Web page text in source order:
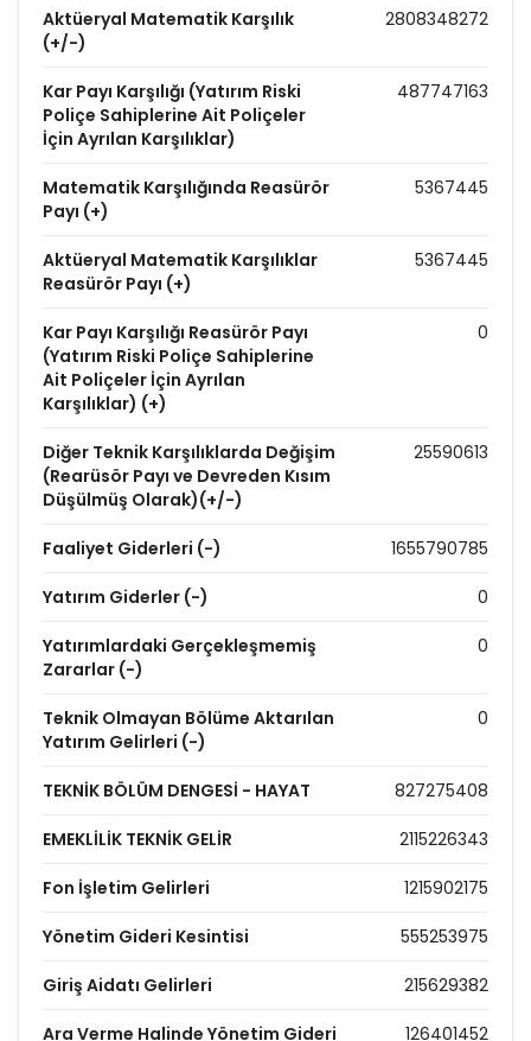
Aktüeryal Matematik Karşılık
(+/-)
2808348272
Kar Payı Karşılığı (Yatırım Riski
Poliçe Sahiplerine Ait Poliçeler
İçin Ayrılan Karşılıklar)
487747163
Matematik Karşılığında Reasürör
Payı (+)
5367445
Aktüeryal Matematik Karşılıklar
Reasürör Payı (+)
5367445
Kar Payı Karşılığı Reasürör Payı
(Yatırım Riski Poliçe Sahiplerine
Ait Poliçeler İçin Ayrılan
Karşılıklar) (+)
0
Diğer Teknik Karşılıklarda Değişim
(Rearüsör Payı ve Devreden Kısım
Düşülmüş Olarak)(+/-)
25590613
Faaliyet Giderleri (-) 1655790785
Yatırım Giderler (-) 0
Yatırımlardaki Gerçekleşmemiş
Zararlar (-)
0
Teknik Olmayan Bölüme Aktarılan
Yatırım Gelirleri (-)
0
TEKNİK BÖLÜM DENGESİ - HAYAT 827275408
EMEKLİLİK TEKNİK GELİR 2115226343
Fon İşletim Gelirleri 1215902175
Yönetim Gideri Kesintisi 555253975
Giriş Aidatı Gelirleri 215629382
Ara Verme Halinde Yönetim Gideri 126401452